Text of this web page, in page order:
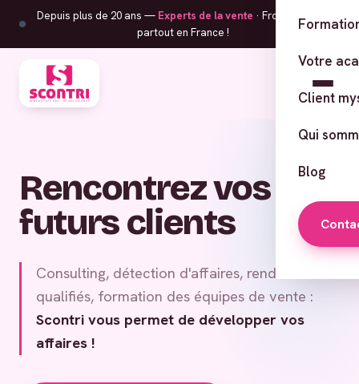
Depuis plus de 20 ans — Experts de la vente · From Corsica,
partout en France !
Votre
Client
Qui
Blog
Rencontrez vos
futurs clients
Consulting, détection d'affaires, rendez-vous
qualifiés, formation des équipes de vente :
Scontri vous permet de développer vos
affaires !